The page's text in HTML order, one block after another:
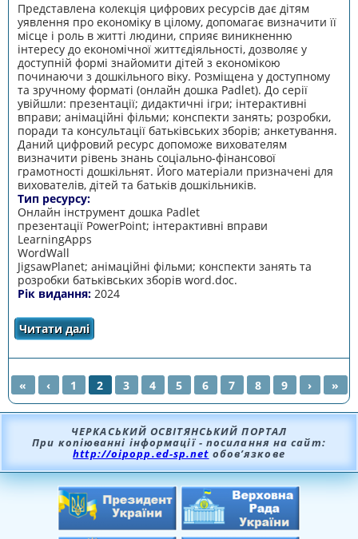
Представлена колекція цифрових ресурсів дає дітям
уявлення про економіку в цілому, допомагає визначити її
місце і роль в житті людини, сприяє виникненню
інтересу до економічної життєдіяльності, дозволяє у
доступній формі знайомити дітей з економікою
починаючи з дошкільного віку. Розміщена у доступному
та зручному форматі (онлайн дошка Padlet). До серії
увійшли: презентації; дидактичні ігри; інтерактивні
вправи; анімаційні фільми; конспекти занять; розробки,
поради та консультації батьківських зборів; анкетування.
Даний цифровий ресурс допоможе вихователям
визначити рівень знань соціально-фінансової
грамотності дошкільнят. Його матеріали призначені для
вихователів, дітей та батьків дошкільників.
Тип ресурсу:
Онлайн інструмент дошка Padlet
презентації PowerPoint; інтерактивні вправи
LearningApps
WordWаll
JigsawPlanet; анімаційні фільми; конспекти занять та
розробки батьківських зборів word.doc.
Рік видання: 2024
Читати даліпро Економічний ігроленд
СТОРІНКИ
« ‹ 1 2 3 4 5 6 7 8 9 › »
ЧЕРКАСЬКИЙ ОСВІТЯНСЬКИЙ ПОРТАЛ
При копіюванні інформації - посилання на сайт:
http://oipopp.ed-sp.net обов’язкове